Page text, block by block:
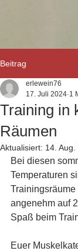
Beitrag
Training in
Räumen
erlewein76
17. Juli 2024 1
Aktualisiert: 14.
Bei diesen
Temperaturen
angenehm auf
Spaß beim
Euer